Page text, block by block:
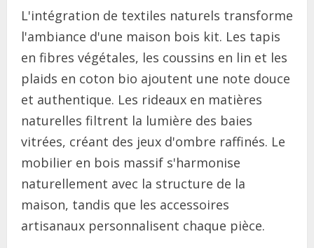
L'intégration de textiles naturels transforme
l'ambiance d'une maison bois kit. Les tapis
en fibres végétales, les coussins en lin et les
plaids en coton bio ajoutent une note douce
et authentique. Les rideaux en matières
naturelles filtrent la lumière des baies
vitrées, créant des jeux d'ombre raffinés. Le
mobilier en bois massif s'harmonise
naturellement avec la structure de la
maison, tandis que les accessoires
artisanaux personnalisent chaque pièce.